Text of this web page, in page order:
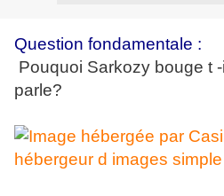
Question fondamentale :
Pouquoi Sarkozy bouge t
parle?